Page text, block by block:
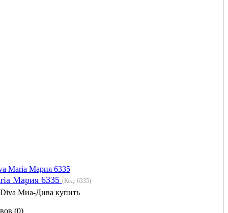
Мария 6335 (Код: 6335)
Миа-Дива купить
(0)